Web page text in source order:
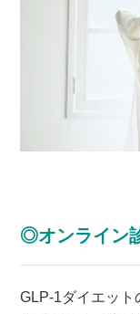
◎オンライン
GLP-1ダイエット